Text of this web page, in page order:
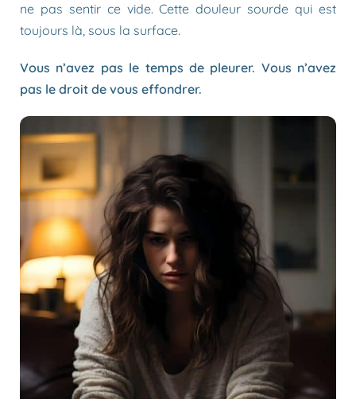
ne pas sentir ce vide. Cette douleur sourde qui est
toujours là, sous la surface.
Vous n’avez pas le temps de pleurer. Vous n’avez
pas le droit de vous effondrer.